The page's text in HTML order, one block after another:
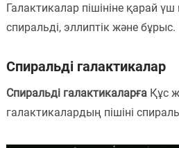
Галактикалар пішініне қарай үш
спиральді, эллиптік және бұрыс.
Спиральді галактикалар
Спиральді галактикаларғаҚұс
галактикалардың пішіні